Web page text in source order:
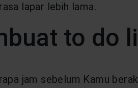
lapar lebih lama.
to do
jam sebelum Kamu